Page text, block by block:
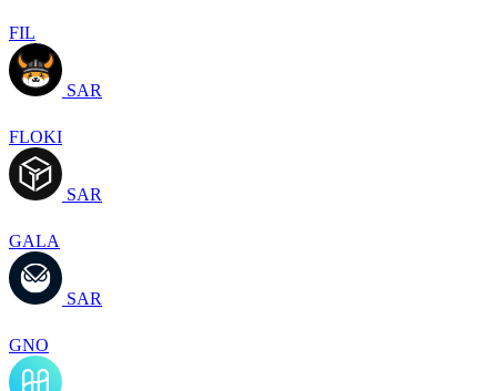
FIL
SAR
FLOKI
SAR
GALA
SAR
GNO